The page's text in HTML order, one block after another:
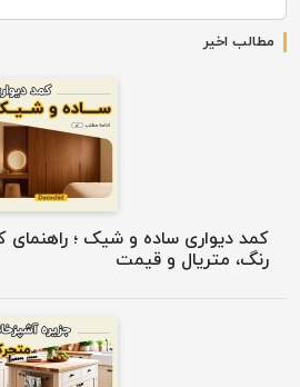
مطالب اخیر
کمد دیواری ساده و شیک ؛ راهنمای
رنگ، متریال و قیمت